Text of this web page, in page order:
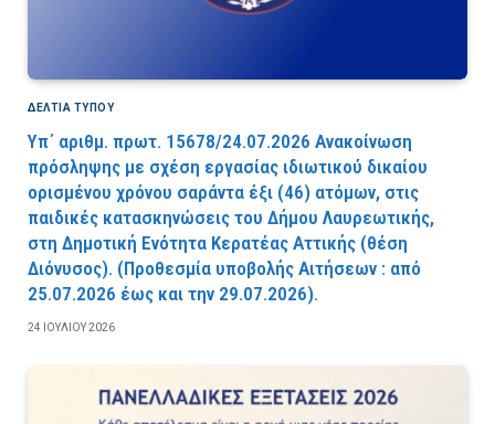
ΔΕΛΤΙΑ ΤΥΠΟΥ
Υπ΄ αριθμ. πρωτ. 15678/24.07.2026 Ανακοίνωση
πρόσληψης με σχέση εργασίας ιδιωτικού δικαίου
ορισμένου χρόνου σαράντα έξι (46) ατόμων, στις
παιδικές κατασκηνώσεις του Δήμου Λαυρεωτικής,
στη Δημοτική Ενότητα Κερατέας Αττικής (θέση
Διόνυσος). (Προθεσμία υποβολής Αιτήσεων : από
25.07.2026 έως και την 29.07.2026).
24 ΙΟΥΛΊΟΥ 2026